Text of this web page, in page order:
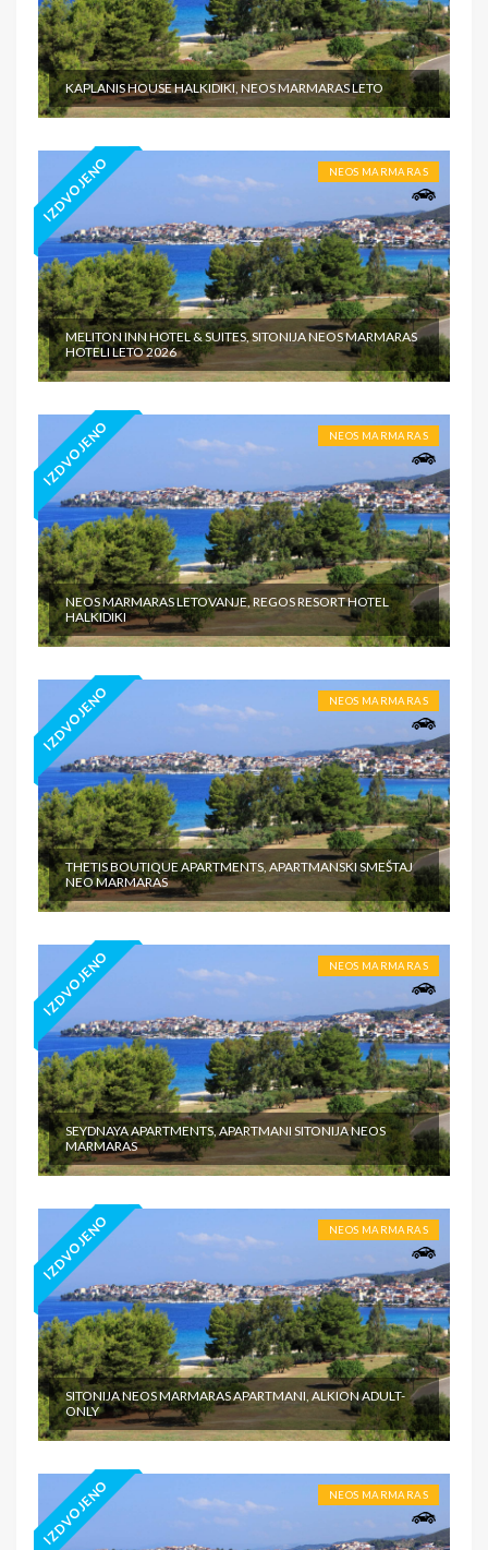
KAPLANIS HOUSE HALKIDIKI, NEOS MARMARAS LETO
IZDVOJENO NEOS MARMARAS
MELITON INN HOTEL & SUITES, SITONIJA NEOS MARMARAS
HOTELI LETO 2026
IZDVOJENO NEOS MARMARAS
NEOS MARMARAS LETOVANJE, REGOS RESORT HOTEL
HALKIDIKI
IZDVOJENO NEOS MARMARAS
THETIS BOUTIQUE APARTMENTS, APARTMANSKI SMEŠTAJ
NEO MARMARAS
IZDVOJENO NEOS MARMARAS
SEYDNAYA APARTMENTS, APARTMANI SITONIJA NEOS
MARMARAS
IZDVOJENO NEOS MARMARAS
SITONIJA NEOS MARMARAS APARTMANI, ALKION ADULT-
ONLY
IZDVOJENO NEOS MARMARAS